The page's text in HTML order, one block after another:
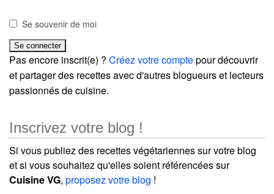
Se souvenir de moi
Pas encore inscrit(e) ? Créez votre comptepour découvrir
et partager des recettes avec d'autres blogueurs et lecteurs
passionnés de cuisine.
Inscrivez votre blog !
Si vous publiez des recettes végétariennes sur votre blog
et si vous souhaitez qu'elles soient référencées sur
Cuisine VG, proposez votre blog !